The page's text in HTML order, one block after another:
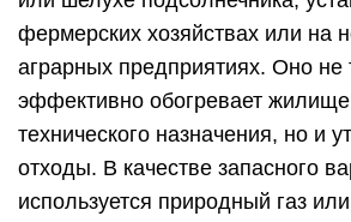
фермерских хозяйствах или на
аграрных предприятиях. Оно не
эффективно обогревает
технического назначения, но и
отходы. В качестве запасного
используется природный газ